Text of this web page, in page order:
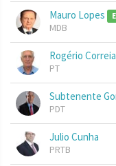
Mauro Lopes
MDB
Rogério Correia
PT
Subtenente
PDT
Julio Cunha
PRTB